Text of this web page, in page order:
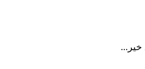
خير...